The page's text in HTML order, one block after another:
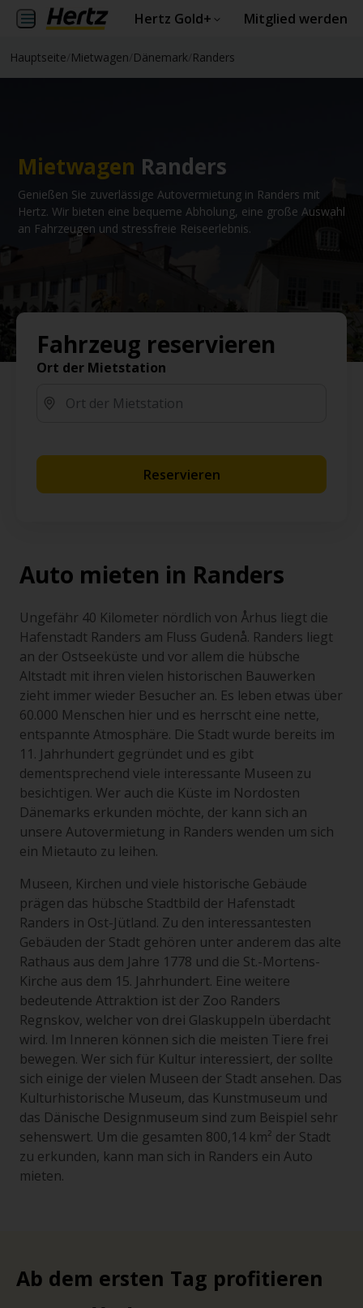
Hertz Gold+ Mitglied werden
Hauptseite Mietwagen Dänemark Randers
Mietwagen Randers
Genießen Sie zuverlässige Autovermietung in Randers mit
Hertz. Wir bieten eine bequeme Abholung, eine große Auswahl
an Fahrzeugen und stressfreie Reiseerlebnis.
Fahrzeug reservieren
Ort der Mietstation
Reservieren
Auto mieten in Randers
Ungefähr 40 Kilometer nördlich von Århus liegt die
Hafenstadt Randers am Fluss Gudenå. Randers liegt
an der Ostseeküste und vor allem die hübsche
Altstadt mit ihren vielen historischen Bauwerken
zieht immer wieder Besucher an. Es leben etwas über
60.000 Menschen hier und es herrscht eine nette,
entspannte Atmosphäre. Die Stadt wurde bereits im
11. Jahrhundert gegründet und es gibt
dementsprechend viele interessante Museen zu
besichtigen. Wer auch die Küste im Nordosten
Dänemarks erkunden möchte, der kann sich an
unsere Autovermietung in Randers wenden um sich
ein Mietauto zu leihen.
Museen, Kirchen und viele historische Gebäude
prägen das hübsche Stadtbild der Hafenstadt
Randers in Ost-Jütland. Zu den interessantesten
Gebäuden der Stadt gehören unter anderem das alte
Rathaus aus dem Jahre 1778 und die St.-Mortens-
Kirche aus dem 15. Jahrhundert. Eine weitere
bedeutende Attraktion ist der Zoo Randers
Regnskov, welcher von drei Glaskuppeln überdacht
wird. Im Inneren können sich die meisten Tiere frei
bewegen. Wer sich für Kultur interessiert, der sollte
sich einige der vielen Museen der Stadt ansehen. Das
Kulturhistorische Museum, das Kunstmuseum und
das Dänische Designmuseum sind zum Beispiel sehr
sehenswert. Um die gesamten 800,14 km² der Stadt
zu erkunden, kann man sich in Randers ein Auto
mieten.
Ab dem ersten Tag profitieren